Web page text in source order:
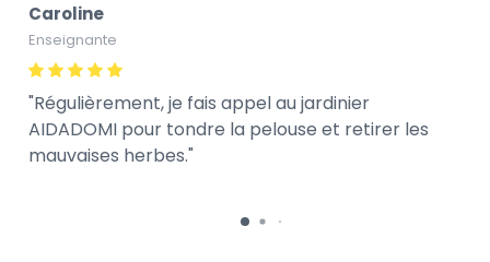
Caroline
Enseignante
Régulièrement, je fais appel au jardinier
AIDADOMI pour tondre la pelouse et retirer les
mauvaises herbes.